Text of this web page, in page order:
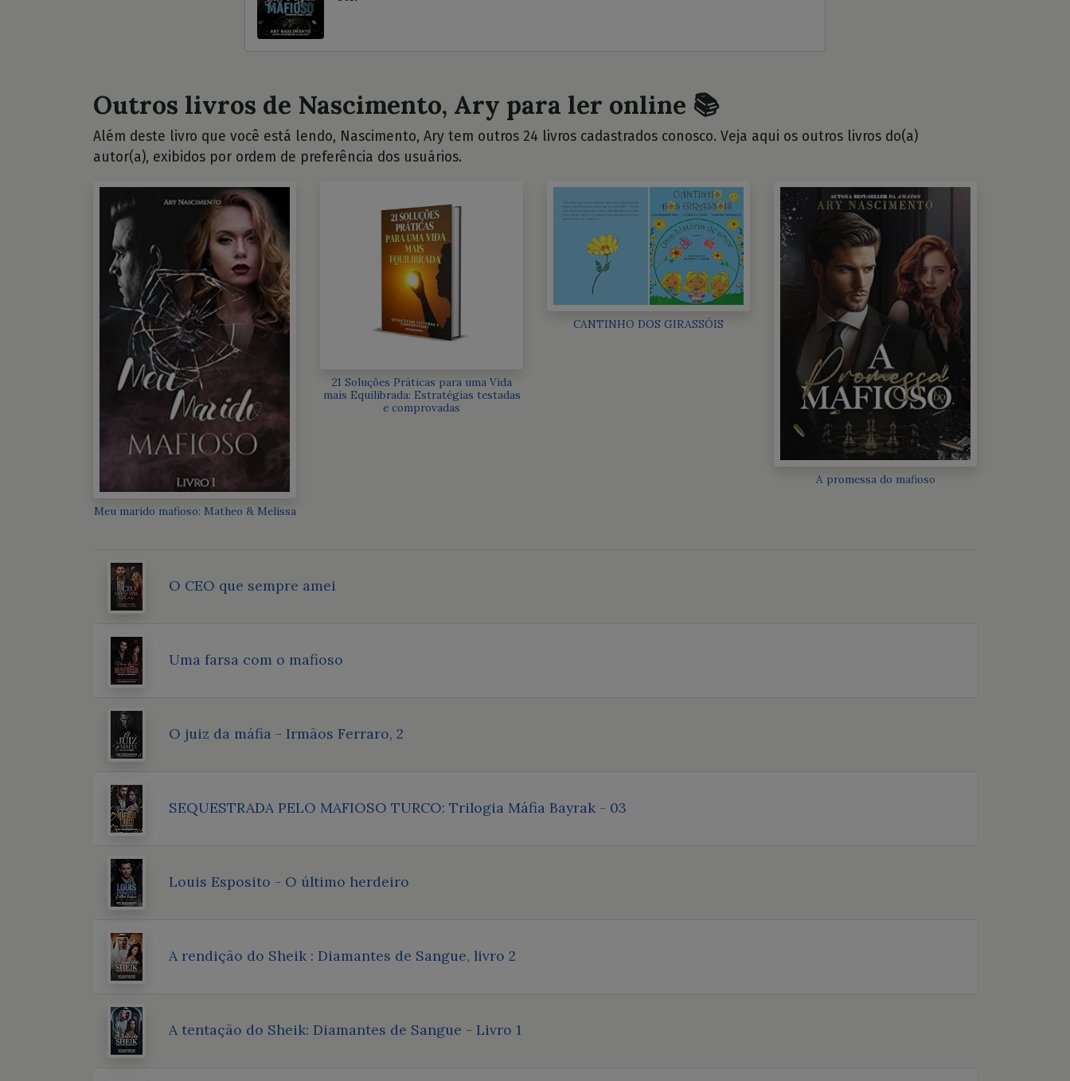
Outros livros de Nascimento, Ary para ler online 📚
Além deste livro que você está lendo, Nascimento, Ary tem outros 24 livros cadastrados conosco. Veja aqui os outros livros do(a)
autor(a), exibidos por ordem de preferência dos usuários.
Meu marido mafioso: Matheo & Melissa
21 Soluções Práticas para uma Vida
mais Equilibrada: Estratégias testadas
e comprovadas
CANTINHO DOS GIRASSÓIS
A promessa do mafioso
O CEO que sempre amei
Uma farsa com o mafioso
O juiz da máfia - Irmãos Ferraro, 2
SEQUESTRADA PELO MAFIOSO TURCO: Trilogia Máfia Bayrak - 03
Louis Esposito - O último herdeiro
A rendição do Sheik : Diamantes de Sangue, livro 2
A tentação do Sheik: Diamantes de Sangue - Livro 1